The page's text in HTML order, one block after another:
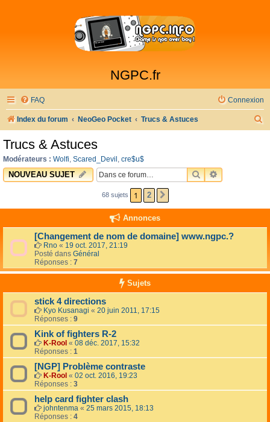
NGPC.fr
FAQ Connexion
Index du forum NeoGeo Pocket Trucs & Astuces
h
Trucs & Astuces
Modérateurs : Wolfi, Scared_Devil , cre$u$
NOUVEAU SUJET RECHERCHER
RECHERCHE
68 sujets 1 2
Annonces
[Changement de nom de domaine] www.ngpc.?
Rno « 19 oct. 2017, 21:19
Posté dans Général
Réponses : 7
Sujets
stick 4 directions
Kyo Kusanagi « 20 juin 2011, 17:15
Réponses : 9
Kink of fighters R-2
K-Rool « 08 déc. 2017, 15:32
Réponses : 1
[NGP] Problème contraste
K-Rool « 02 oct. 2016, 19:23
Réponses : 3
help card fighter clash
johntenma « 25 mars 2015, 18:13
Réponses : 4